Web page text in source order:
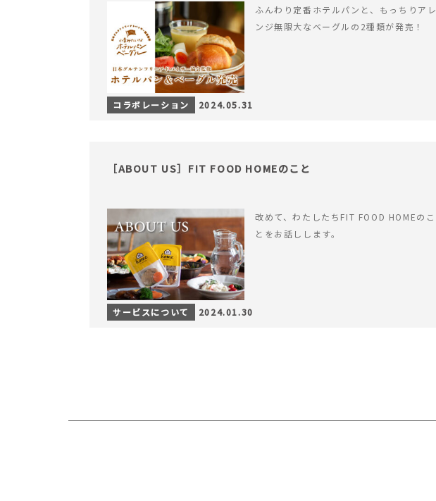
ふんわり定番ホテルパンと、もっちりアレ
ンジ無限大なベーグルの2種類が発売！
コラボレーション 2024.05.31
［ABOUT US］FIT FOOD HOMEのこと
改めて、わたしたちFIT FOOD HOMEのこ
とをお話しします。
サービスについて 2024.01.30